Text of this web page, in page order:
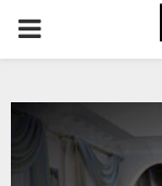
PRIMARY